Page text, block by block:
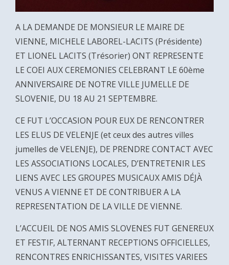
A LA DEMANDE DE MONSIEUR LE MAIRE DE
VIENNE, MICHELE LABOREL-LACITS (Présidente)
ET LIONEL LACITS (Trésorier) ONT REPRESENTE
LE COEI AUX CEREMONIES CELEBRANT LE 60ème
ANNIVERSAIRE DE NOTRE VILLE JUMELLE DE
SLOVENIE, DU 18 AU 21 SEPTEMBRE.
CE FUT L’OCCASION POUR EUX DE RENCONTRER
LES ELUS DE VELENJE (et ceux des autres villes
jumelles de VELENJE), DE PRENDRE CONTACT AVEC
LES ASSOCIATIONS LOCALES, D’ENTRETENIR LES
LIENS AVEC LES GROUPES MUSICAUX AMIS DÉJÀ
VENUS A VIENNE ET DE CONTRIBUER A LA
REPRESENTATION DE LA VILLE DE VIENNE.
L’ACCUEIL DE NOS AMIS SLOVENES FUT GENEREUX
ET FESTIF, ALTERNANT RECEPTIONS OFFICIELLES,
RENCONTRES ENRICHISSANTES, VISITES VARIEES